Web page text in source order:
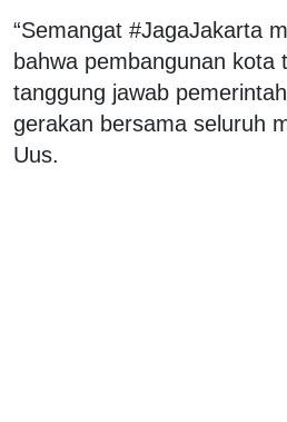
“Semangat #JagaJakarta
bahwa pembangunan kota
tanggung jawab
gerakan bersama seluruh
Uus.